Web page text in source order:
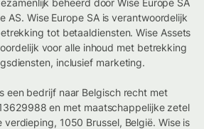
AS. Wise Europe SA is verantwoordelijk
tot betaaldiensten. Wise Assets
voor alle inhoud met betrekking
inclusief marketing.
een bedrijf naar Belgisch recht met
en met maatschappelijke zetel
1050 Brussel, België. Wise is